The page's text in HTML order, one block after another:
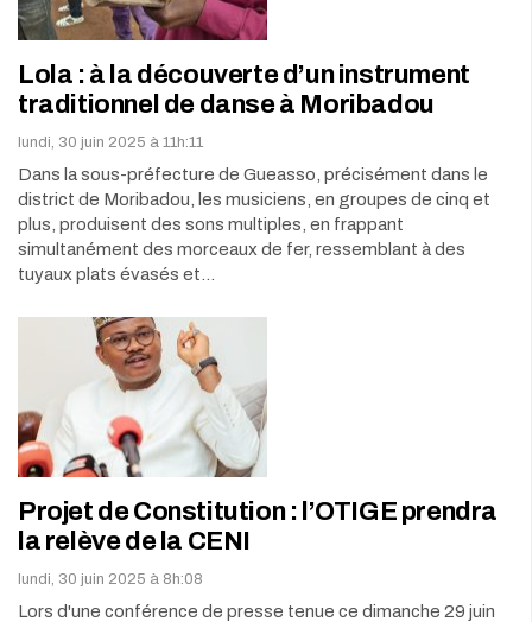
Lola : à la découverte d’un instrument
traditionnel de danse à Moribadou
lundi, 30 juin 2025 à 11h:11
Dans la sous-préfecture de Gueasso, précisément dans le
district de Moribadou, les musiciens, en groupes de cinq et
plus, produisent des sons multiples, en frappant
simultanément des morceaux de fer, ressemblant à des
tuyaux plats évasés et…
Projet de Constitution : l’OTIGE prendra
la relève de la CENI
lundi, 30 juin 2025 à 8h:08
Lors d'une conférence de presse tenue ce dimanche 29 juin